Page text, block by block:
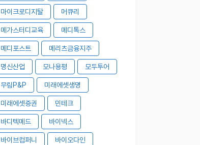
마이크로디지탈 머큐리
메가스터디교육 메디톡스
메디포스트 메리츠금융지주
명신산업 모나용평 모두투어
무림P&P 미래에셋생명
미래에셋증권 민테크
바디텍메드 바이넥스
바이브컴퍼니 바이오다인